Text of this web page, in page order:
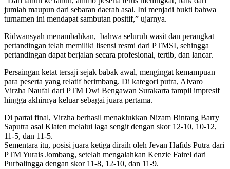
jumlah maupun dari sebaran daerah asal. Ini menjadi bukti bahwa
turnamen ini mendapat sambutan positif,” ujarnya.
Ridwansyah menambahkan, bahwa seluruh wasit dan perangkat
pertandingan telah memiliki lisensi resmi dari PTMSI, sehingga
pertandingan dapat berjalan secara profesional, tertib, dan lancar.
Persaingan ketat tersaji sejak babak awal, mengingat kemampuan
para peserta yang relatif berimbang. Di kategori putra, Alvaro
Virzha Naufal dari PTM Dwi Bengawan Surakarta tampil impresif
hingga akhirnya keluar sebagai juara pertama.
Di partai final, Virzha berhasil menaklukkan Nizam Bintang Barry
Saputra asal Klaten melalui laga sengit dengan skor 12-10, 10-12,
11-5, dan 11-5.
Sementara itu, posisi juara ketiga diraih oleh Jevan Hafids Putra dari
PTM Yurais Jombang, setelah mengalahkan Kenzie Fairel dari
Purbalingga dengan skor 11-8, 12-10, dan 11-9.